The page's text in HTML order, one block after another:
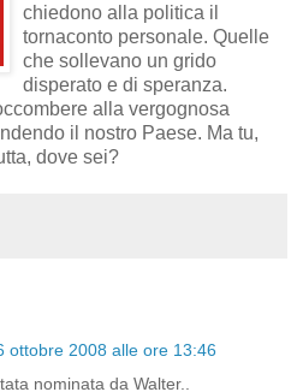
chiedono alla politica il
tornaconto personale. Quelle
che sollevano un grido
disperato e di speranza.
alla vergognosa
il nostro Paese. Ma tu,
dove sei?
ottobre 2008 alle ore 13:46
nominata da Walter..